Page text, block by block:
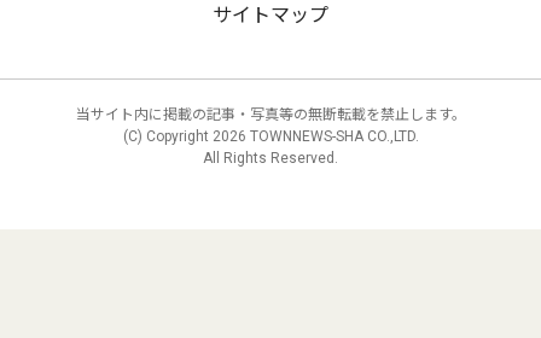
サイトマップ
当サイト内に掲載の記事・写真等の無断転載を禁止します。
(C) Copyright 2026 TOWNNEWS-SHA CO.,LTD.
All Rights Reserved.